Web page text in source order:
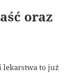
oraz
lekarstwa to już